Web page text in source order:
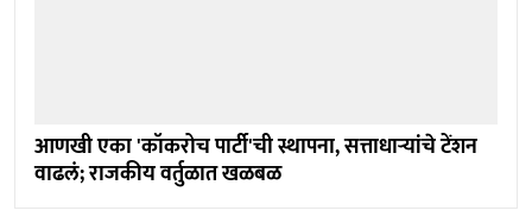
आणखी एका 'कॉकरोच पार्टी'ची स्थापना, सत्ताधाऱ्यांचे टेंशन
वाढलं; राजकीय वर्तुळात खळबळ